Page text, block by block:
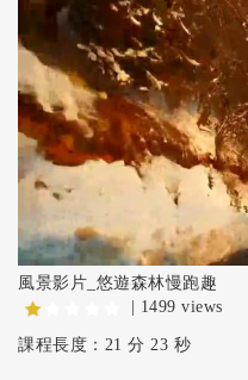
風景影片_悠遊森林慢跑趣
| 1499 views
課程長度：21 分 23 秒